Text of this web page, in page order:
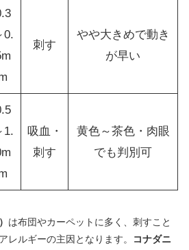
0.
刺す
やや大きめで動き
が早い
1.
吸血・
刺す
黄色～茶色・肉眼
でも判別可
は布団やカーペットに多く、刺すこと
レルギーの主因となります。
コナダニ